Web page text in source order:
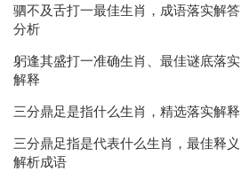
驷不及舌打一最佳生肖，成语落实解答
分析
躬逢其盛打一准确生肖、最佳谜底落实
解释
三分鼎足是指什么生肖，精选落实解释
三分鼎足指是代表什么生肖，最佳释义
解析成语